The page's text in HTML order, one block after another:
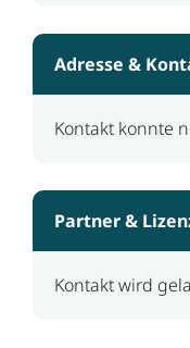
Adresse &
Kontakt konnte
Partner &
Kontakt wird